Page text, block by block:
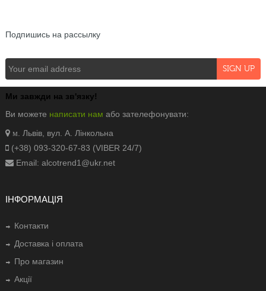
Подпишись на рассылку
Ми завжди на зв'язку!
Ви можете написати нам або зателефонувати:
м
. Львів, вул. А. Лінкольна
(+38) 093-320-67-83 (VIBER 24/7)
Email: alcotrend1@ukr.net
ІНФОРМАЦІЯ
Контакти
Доставка і оплата
Про магазин
Акції